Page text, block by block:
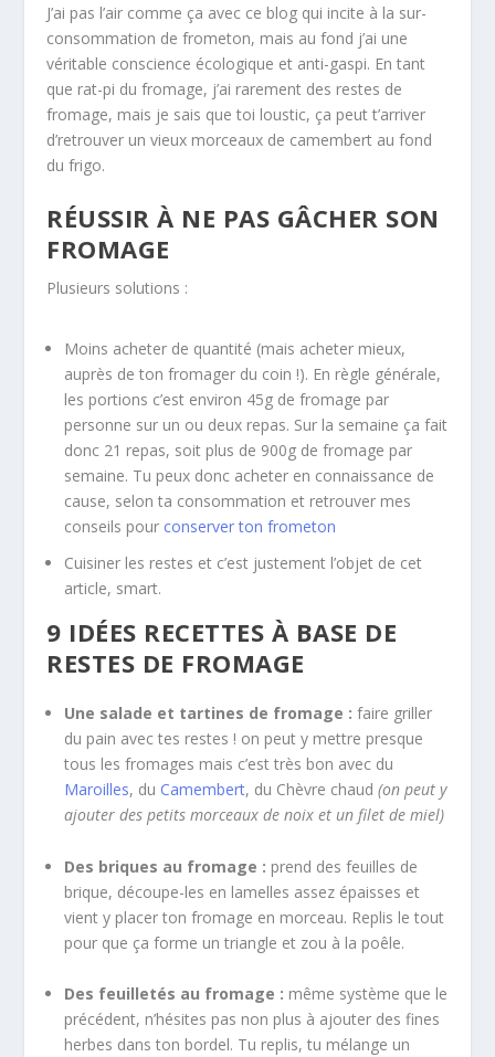
J’ai pas l’air comme ça avec ce blog qui incite à la sur-
consommation de frometon, mais au fond j’ai une
véritable conscience écologique et anti-gaspi. En tant
que rat-pi du fromage, j’ai rarement des restes de
fromage, mais je sais que toi loustic, ça peut t’arriver
d’retrouver un vieux morceaux de camembert au fond
du frigo.
RÉUSSIR À NE PAS GÂCHER SON
FROMAGE
Plusieurs solutions :
Moins acheter de quantité (mais acheter mieux,
auprès de ton fromager du coin !). En règle générale,
les portions c’est environ 45g de fromage par
personne sur un ou deux repas. Sur la semaine ça fait
donc 21 repas, soit plus de 900g de fromage par
semaine. Tu peux donc acheter en connaissance de
cause, selon ta consommation et retrouver mes
conseils pour conserver ton frometon
Cuisiner les restes et c’est justement l’objet de cet
article, smart.
9 IDÉES RECETTES À BASE DE
RESTES DE FROMAGE
Une salade et tartines de fromage : faire griller
du pain avec tes restes ! on peut y mettre presque
tous les fromages mais c’est très bon avec du
Maroilles, du Camembert, du Chèvre chaud(on peut y
ajouter des petits morceaux de noix et un filet de miel)
Des briques au fromage : prend des feuilles de
brique, découpe-les en lamelles assez épaisses et
vient y placer ton fromage en morceau. Replis le tout
pour que ça forme un triangle et zou à la poêle.
Des feuilletés au fromage : même système que le
précédent, n’hésites pas non plus à ajouter des fines
herbes dans ton bordel. Tu replis, tu mélange un